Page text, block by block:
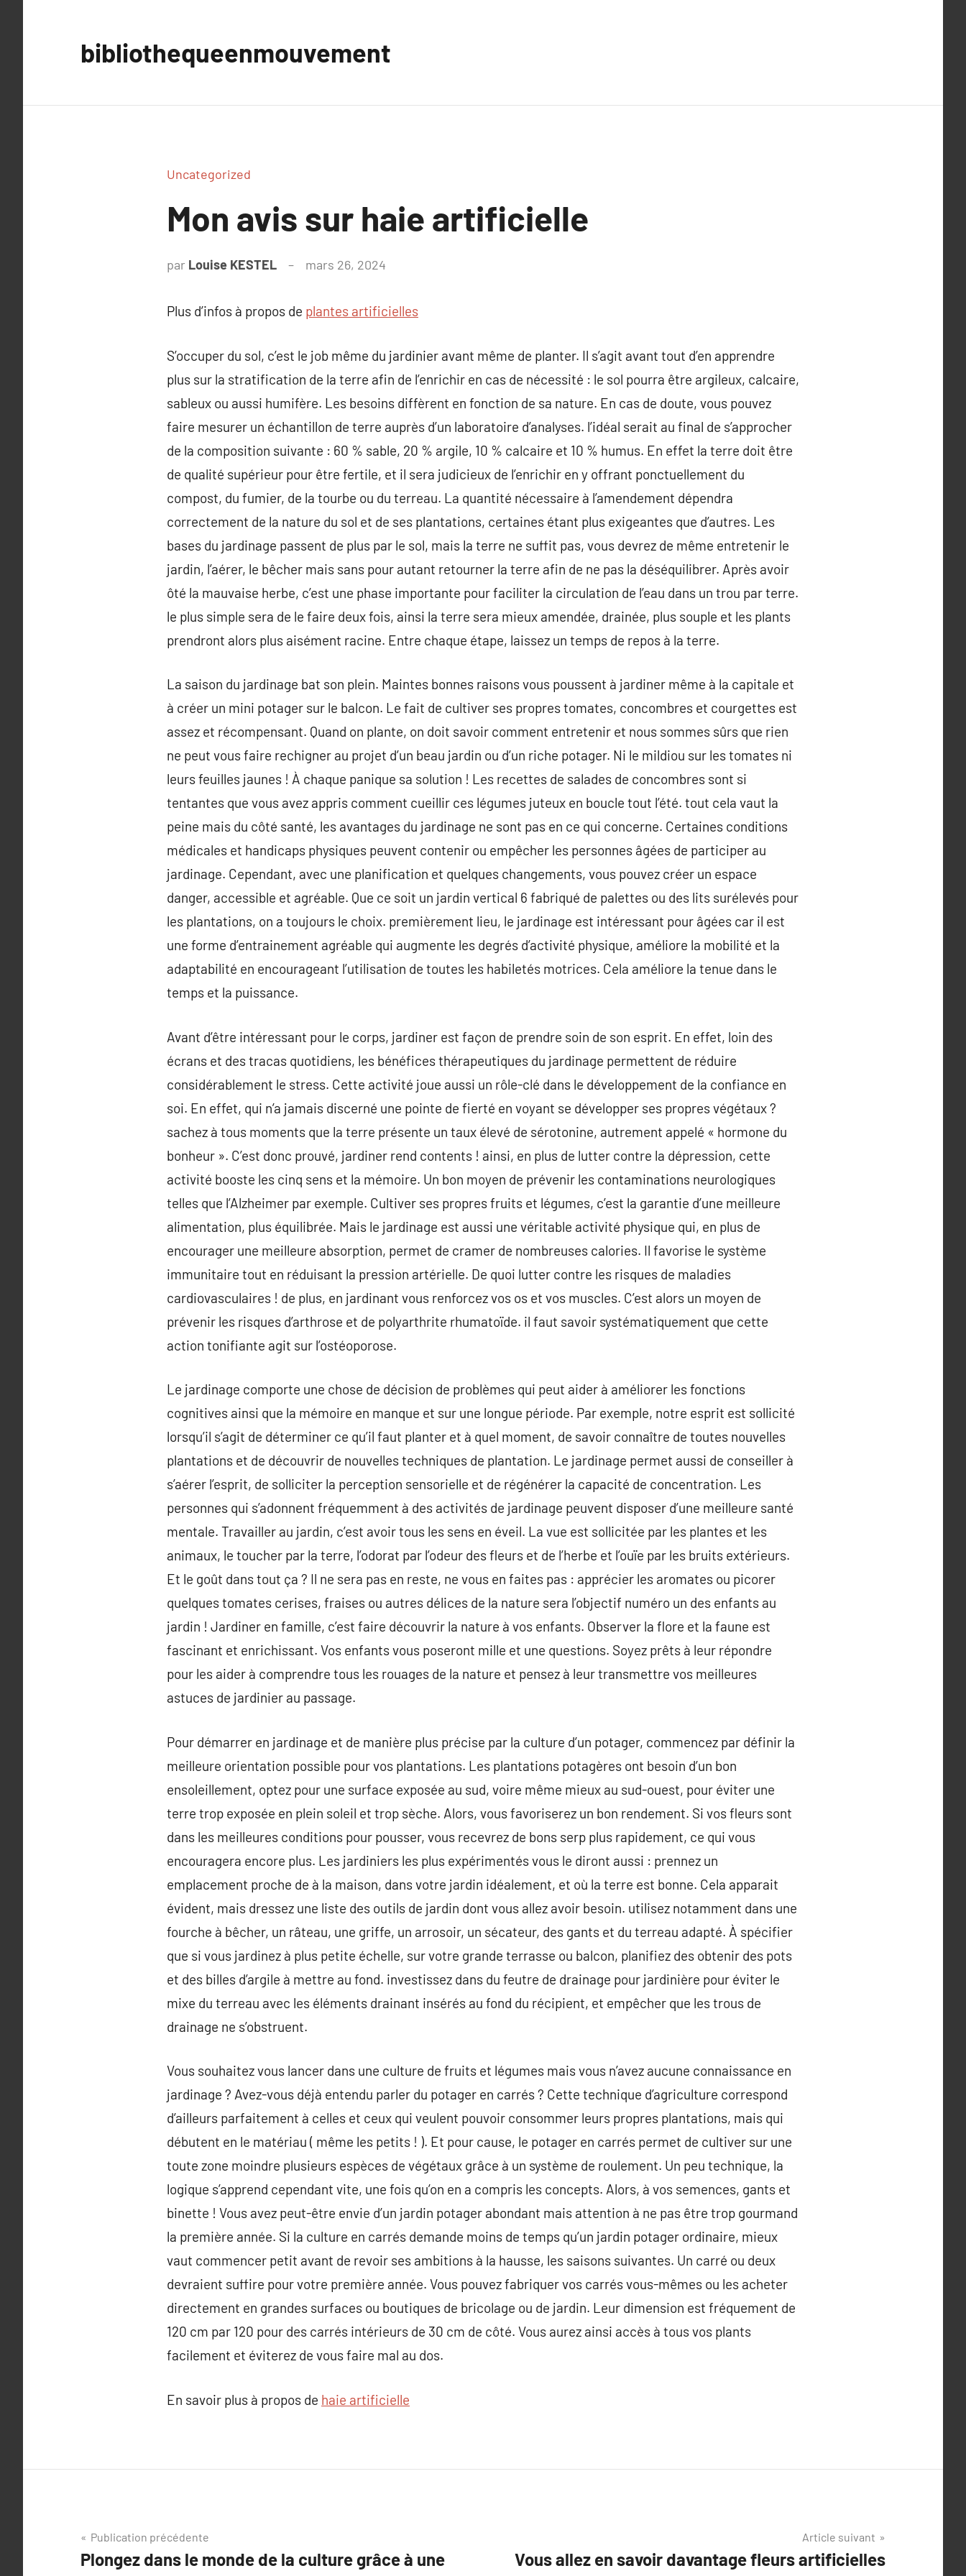
bibliothequeenmouvement
Uncategorized
Mon avis sur haie artificielle
par Louise KESTEL mars 26, 2024
Plus d’infos à propos de plantes artificielles
S’occuper du sol, c’est le job même du jardinier avant même de planter. Il s’agit avant tout d’en apprendre
plus sur la stratification de la terre afin de l’enrichir en cas de nécessité : le sol pourra être argileux, calcaire,
sableux ou aussi humifère. Les besoins diffèrent en fonction de sa nature. En cas de doute, vous pouvez
faire mesurer un échantillon de terre auprès d’un laboratoire d’analyses. l’idéal serait au final de s’approcher
de la composition suivante : 60 % sable, 20 % argile, 10 % calcaire et 10 % humus. En effet la terre doit être
de qualité supérieur pour être fertile, et il sera judicieux de l’enrichir en y offrant ponctuellement du
compost, du fumier, de la tourbe ou du terreau. La quantité nécessaire à l’amendement dépendra
correctement de la nature du sol et de ses plantations, certaines étant plus exigeantes que d’autres. Les
bases du jardinage passent de plus par le sol, mais la terre ne suffit pas, vous devrez de même entretenir le
jardin, l’aérer, le bêcher mais sans pour autant retourner la terre afin de ne pas la déséquilibrer. Après avoir
ôté la mauvaise herbe, c’est une phase importante pour faciliter la circulation de l’eau dans un trou par terre.
le plus simple sera de le faire deux fois, ainsi la terre sera mieux amendée, drainée, plus souple et les plants
prendront alors plus aisément racine. Entre chaque étape, laissez un temps de repos à la terre.
La saison du jardinage bat son plein. Maintes bonnes raisons vous poussent à jardiner même à la capitale et
à créer un mini potager sur le balcon. Le fait de cultiver ses propres tomates, concombres et courgettes est
assez et récompensant. Quand on plante, on doit savoir comment entretenir et nous sommes sûrs que rien
ne peut vous faire rechigner au projet d’un beau jardin ou d’un riche potager. Ni le mildiou sur les tomates ni
leurs feuilles jaunes ! À chaque panique sa solution ! Les recettes de salades de concombres sont si
tentantes que vous avez appris comment cueillir ces légumes juteux en boucle tout l’été. tout cela vaut la
peine mais du côté santé, les avantages du jardinage ne sont pas en ce qui concerne. Certaines conditions
médicales et handicaps physiques peuvent contenir ou empêcher les personnes âgées de participer au
jardinage. Cependant, avec une planification et quelques changements, vous pouvez créer un espace
danger, accessible et agréable. Que ce soit un jardin vertical 6 fabriqué de palettes ou des lits surélevés pour
les plantations, on a toujours le choix. premièrement lieu, le jardinage est intéressant pour âgées car il est
une forme d’entrainement agréable qui augmente les degrés d’activité physique, améliore la mobilité et la
adaptabilité en encourageant l’utilisation de toutes les habiletés motrices. Cela améliore la tenue dans le
temps et la puissance.
Avant d’être intéressant pour le corps, jardiner est façon de prendre soin de son esprit. En effet, loin des
écrans et des tracas quotidiens, les bénéfices thérapeutiques du jardinage permettent de réduire
considérablement le stress. Cette activité joue aussi un rôle-clé dans le développement de la confiance en
soi. En effet, qui n’a jamais discerné une pointe de fierté en voyant se développer ses propres végétaux ?
sachez à tous moments que la terre présente un taux élevé de sérotonine, autrement appelé « hormone du
bonheur ». C’est donc prouvé, jardiner rend contents ! ainsi, en plus de lutter contre la dépression, cette
activité booste les cinq sens et la mémoire. Un bon moyen de prévenir les contaminations neurologiques
telles que l’Alzheimer par exemple. Cultiver ses propres fruits et légumes, c’est la garantie d’une meilleure
alimentation, plus équilibrée. Mais le jardinage est aussi une véritable activité physique qui, en plus de
encourager une meilleure absorption, permet de cramer de nombreuses calories. Il favorise le système
immunitaire tout en réduisant la pression artérielle. De quoi lutter contre les risques de maladies
cardiovasculaires ! de plus, en jardinant vous renforcez vos os et vos muscles. C’est alors un moyen de
prévenir les risques d’arthrose et de polyarthrite rhumatoïde. il faut savoir systématiquement que cette
action tonifiante agit sur l’ostéoporose.
Le jardinage comporte une chose de décision de problèmes qui peut aider à améliorer les fonctions
cognitives ainsi que la mémoire en manque et sur une longue période. Par exemple, notre esprit est sollicité
lorsqu’il s’agit de déterminer ce qu’il faut planter et à quel moment, de savoir connaître de toutes nouvelles
plantations et de découvrir de nouvelles techniques de plantation. Le jardinage permet aussi de conseiller à
s’aérer l’esprit, de solliciter la perception sensorielle et de régénérer la capacité de concentration. Les
personnes qui s’adonnent fréquemment à des activités de jardinage peuvent disposer d’une meilleure santé
mentale. Travailler au jardin, c’est avoir tous les sens en éveil. La vue est sollicitée par les plantes et les
animaux, le toucher par la terre, l’odorat par l’odeur des fleurs et de l’herbe et l’ouïe par les bruits extérieurs.
Et le goût dans tout ça ? Il ne sera pas en reste, ne vous en faites pas : apprécier les aromates ou picorer
quelques tomates cerises, fraises ou autres délices de la nature sera l’objectif numéro un des enfants au
jardin ! Jardiner en famille, c’est faire découvrir la nature à vos enfants. Observer la flore et la faune est
fascinant et enrichissant. Vos enfants vous poseront mille et une questions. Soyez prêts à leur répondre
pour les aider à comprendre tous les rouages de la nature et pensez à leur transmettre vos meilleures
astuces de jardinier au passage.
Pour démarrer en jardinage et de manière plus précise par la culture d’un potager, commencez par définir la
meilleure orientation possible pour vos plantations. Les plantations potagères ont besoin d’un bon
ensoleillement, optez pour une surface exposée au sud, voire même mieux au sud-ouest, pour éviter une
terre trop exposée en plein soleil et trop sèche. Alors, vous favoriserez un bon rendement. Si vos fleurs sont
dans les meilleures conditions pour pousser, vous recevrez de bons serp plus rapidement, ce qui vous
encouragera encore plus. Les jardiniers les plus expérimentés vous le diront aussi : prennez un
emplacement proche de à la maison, dans votre jardin idéalement, et où la terre est bonne. Cela apparait
évident, mais dressez une liste des outils de jardin dont vous allez avoir besoin. utilisez notamment dans une
fourche à bêcher, un râteau, une griffe, un arrosoir, un sécateur, des gants et du terreau adapté. À spécifier
que si vous jardinez à plus petite échelle, sur votre grande terrasse ou balcon, planifiez des obtenir des pots
et des billes d’argile à mettre au fond. investissez dans du feutre de drainage pour jardinière pour éviter le
mixe du terreau avec les éléments drainant insérés au fond du récipient, et empêcher que les trous de
drainage ne s’obstruent.
Vous souhaitez vous lancer dans une culture de fruits et légumes mais vous n’avez aucune connaissance en
jardinage ? Avez-vous déjà entendu parler du potager en carrés ? Cette technique d’agriculture correspond
d’ailleurs parfaitement à celles et ceux qui veulent pouvoir consommer leurs propres plantations, mais qui
débutent en le matériau ( même les petits ! ). Et pour cause, le potager en carrés permet de cultiver sur une
toute zone moindre plusieurs espèces de végétaux grâce à un système de roulement. Un peu technique, la
logique s’apprend cependant vite, une fois qu’on en a compris les concepts. Alors, à vos semences, gants et
binette ! Vous avez peut-être envie d’un jardin potager abondant mais attention à ne pas être trop gourmand
la première année. Si la culture en carrés demande moins de temps qu’un jardin potager ordinaire, mieux
vaut commencer petit avant de revoir ses ambitions à la hausse, les saisons suivantes. Un carré ou deux
devraient suffire pour votre première année. Vous pouvez fabriquer vos carrés vous-mêmes ou les acheter
directement en grandes surfaces ou boutiques de bricolage ou de jardin. Leur dimension est fréquement de
120 cm par 120 pour des carrés intérieurs de 30 cm de côté. Vous aurez ainsi accès à tous vos plants
facilement et éviterez de vous faire mal au dos.
En savoir plus à propos de haie artificielle
Navigation
de
Publication précédente
Plongez dans le monde de la culture grâce à une
Article suivant
Vous allez en savoir davantage fleurs artificielles